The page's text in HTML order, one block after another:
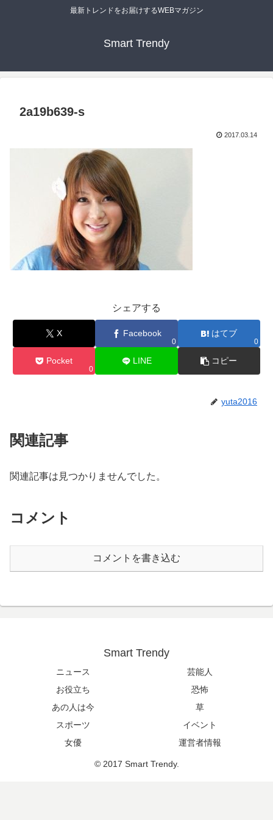
最新トレンドをお届けするWEBマガジン
Smart Trendy
2a19b639-s
2017.03.14
シェアする
X Facebook
0
はてブ
0
Pocket
0
LINE コピー
yuta2016
関連記事
関連記事は見つかりませんでした。
コメント
コメントを書き込む
Smart Trendy
ニュース
芸能人
お役立ち
恐怖
あの人は今
草
スポーツ
イベント
女優
運営者情報
© 2017 Smart Trendy.